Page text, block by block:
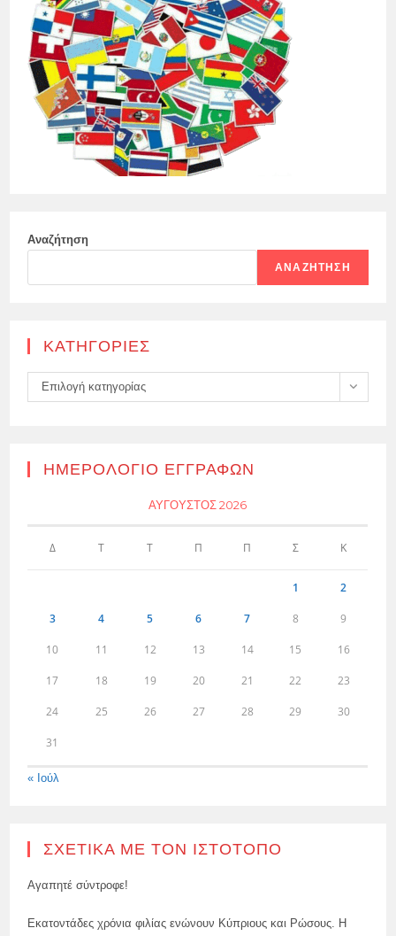
Αναζήτηση
ΑΝΑΖΉΤΗΣΗ
KΑΤΗΓΟΡΊΕΣ
Kατηγορίες
Επιλογή κατηγορίας
ΗΜΕΡΟΛΌΓΙΟ ΕΓΓΡΑΦΏΝ
ΑΎΓΟΥΣΤΟΣ 2026
Δ Τ Τ Π Π Σ Κ
1 2
3 4 5 6 7 8 9
10 11 12 13 14 15 16
17 18 19 20 21 22 23
24 25 26 27 28 29 30
31
« Ιούλ
ΣΧΕΤΙΚΆ ΜΕ ΤΟΝ ΙΣΤΌΤΟΠΟ
Αγαπητέ σύντροφε!
Εκατοντάδες χρόνια φιλίας ενώνουν Κύπριους και Ρώσους. Η